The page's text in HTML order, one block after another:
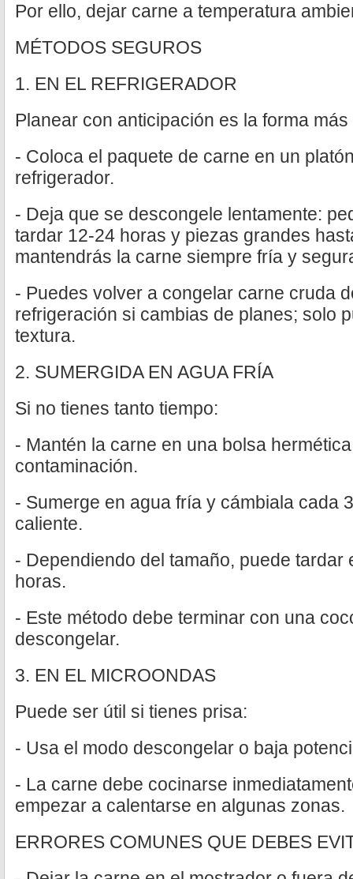
Por ello, dejar carne a temperatura
MÉTODOS SEGUROS
1. EN EL REFRIGERADOR
Planear con anticipación es la forma
- Coloca el paquete de carne en un
refrigerador.
- Deja que se descongele lentamente:
tardar 12-24 horas y piezas grandes
mantendrás la carne siempre fría y
- Puedes volver a congelar carne cruda
refrigeración si cambias de planes; solo
textura.
2. SUMERGIDA EN AGUA FRÍA
Si no tienes tanto tiempo:
- Mantén la carne en una bolsa
contaminación.
- Sumerge en agua fría y cámbiala cada
caliente.
- Dependiendo del tamaño, puede tardar
horas.
- Este método debe terminar con una
descongelar.
3. EN EL MICROONDAS
Puede ser útil si tienes prisa:
- Usa el modo descongelar o baja
- La carne debe cocinarse
empezar a calentarse en algunas zonas.
ERRORES COMUNES QUE DEBES